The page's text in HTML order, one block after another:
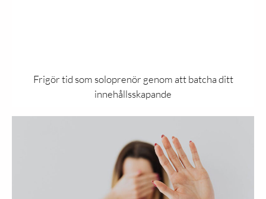
Frigör tid som soloprenör genom att batcha ditt
innehållsskapande